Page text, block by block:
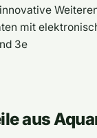
mit
3e
aus